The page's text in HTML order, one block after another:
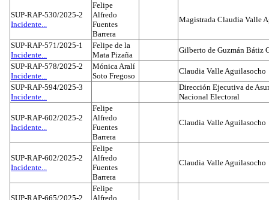
SUP-RAP-530/2025-2
Incidente...
Felipe
Alfredo
Fuentes
Barrera
Magistrada Claudia Valle
SUP-RAP-571/2025-1
Incidente...
Felipe de la
Mata Pizaña
Gilberto de Guzmán Bátiz
SUP-RAP-578/2025-2
Incidente...
Mónica Aralí
Soto Fregoso
Claudia Valle Aguilasocho
SUP-RAP-594/2025-3
Incidente...
Dirección Ejecutiva de
Nacional Electoral
SUP-RAP-602/2025-2
Incidente...
Felipe
Alfredo
Fuentes
Barrera
Claudia Valle Aguilasocho
SUP-RAP-602/2025-2
Incidente...
Felipe
Alfredo
Fuentes
Barrera
Claudia Valle Aguilasocho
SUP-RAP-665/2025-2
Felipe
Alfredo